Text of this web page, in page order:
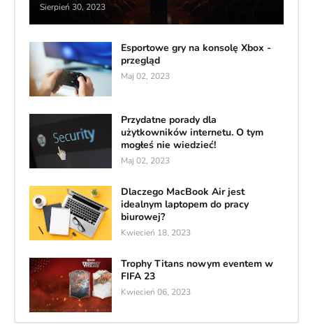
Sierpień 30, 2023
Esportowe gry na konsolę Xbox -
przegląd
Maj 02, 2023
Przydatne porady dla
użytkowników internetu. O tym
mogłeś nie wiedzieć!
Maj 02, 2023
Dlaczego MacBook Air jest
idealnym laptopem do pracy
biurowej?
Kwiecień 18, 2023
Trophy Titans nowym eventem w
FIFA 23
Kwiecień 06, 2023